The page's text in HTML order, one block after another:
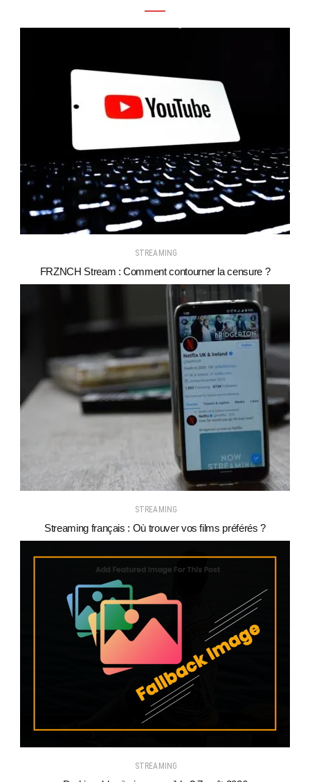
STREAMING
FRZNCH Stream : Comment contourner la censure ?
STREAMING
Streaming français : Où trouver vos films préférés ?
STREAMING